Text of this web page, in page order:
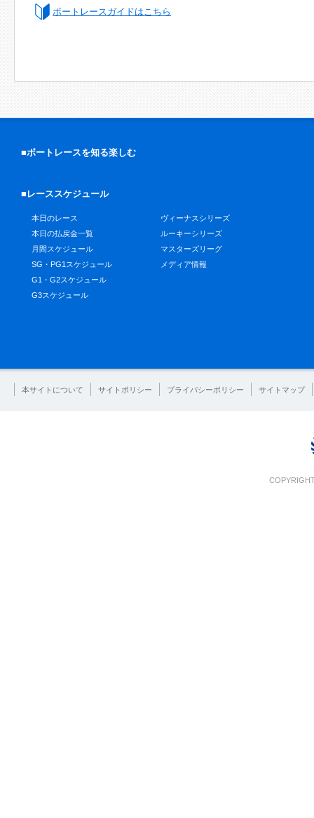
ボートレースガイドはこちら
■ボートレースを知る楽しむ
■レーススケジュール
本日のレース
本日の払戻金一覧
月間スケジュール
SG・PG1スケジュール
G1・G2スケジュール
G3スケジュール
ヴィーナスシリーズ
ルーキーシリーズ
マスターズリーグ
メディア情報
本サイトについて サイトポリシー プライバシーポリシー サイトマップ